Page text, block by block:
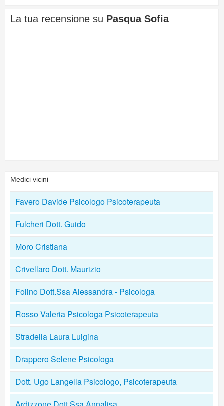
La tua recensione su Pasqua Sofia
Medici vicini
Favero Davide Psicologo Psicoterapeuta
Fulcheri Dott. Guido
Moro Cristiana
Crivellaro Dott. Maurizio
Folino Dott.Ssa Alessandra - Psicologa
Rosso Valeria Psicologa Psicoterapeuta
Stradella Laura Luigina
Drappero Selene Psicologa
Dott. Ugo Langella Psicologo, Psicoterapeuta